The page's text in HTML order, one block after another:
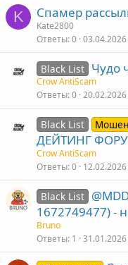
K Спамер
Kate2800
Ответы 0 03.04.2026
Black List Чудо
Crow AntiScam
Ответы 0 20.02.2026
Black List
ДЕЙТИНГ
Crow AntiScam
Ответы 0 12.02.2026
Black List
1672749477) -
Bruno
Ответы 1 31.01.2026